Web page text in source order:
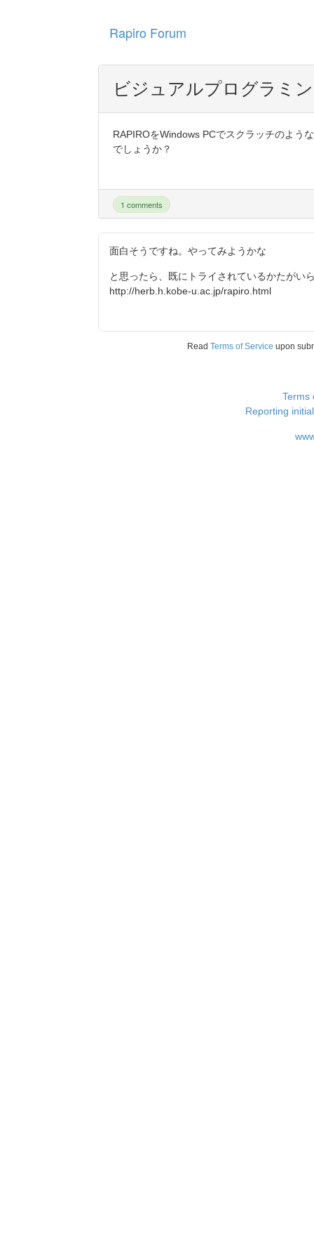
Rapiro Forum
ビジュアルプログラミ
RAPIROをWindows PCでスクラッチのよう
でしょうか？
1 comments
面白そうですね。やってみようかな
と思ったら、既にトライされているかたが
http://herb.h.kobe-u.ac.jp/rapiro.html
Read Terms of Service upon
Terms
Reporting